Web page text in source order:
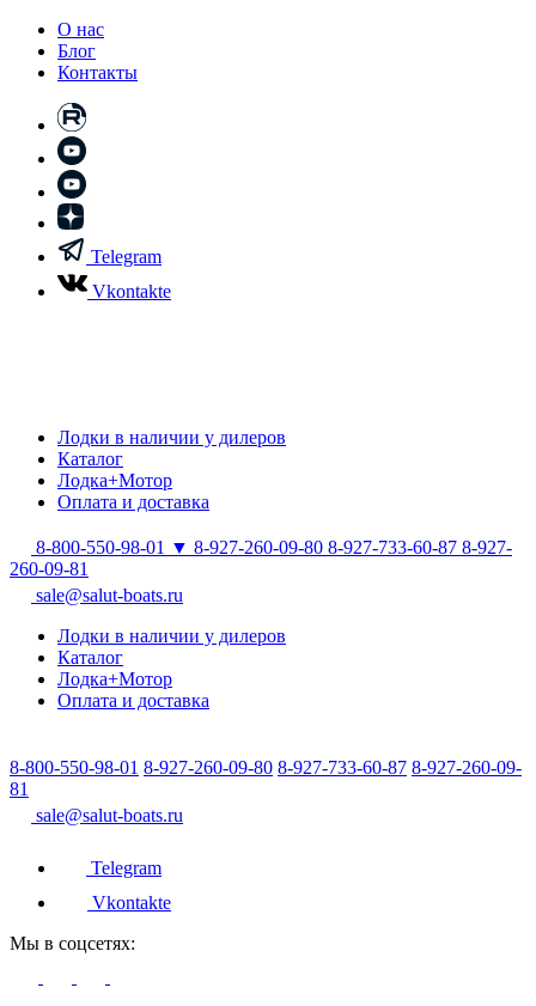
О нас
Блог
Контакты
Telegram
Vkontakte
Лодки в наличии у дилеров
Каталог
Лодка+Мотор
Оплата и доставка
8-800-550-98-01 ▼ 8-927-260-09-80 8-927-733-60-87 8-927-
260-09-81
sale@salut-boats.ru
Лодки в наличии у дилеров
Каталог
Лодка+Мотор
Оплата и доставка
8-800-550-98-01 8-927-260-09-80 8-927-733-60-87 8-927-260-09-
81
sale@salut-boats.ru
Telegram
Vkontakte
Мы в соцсетях: